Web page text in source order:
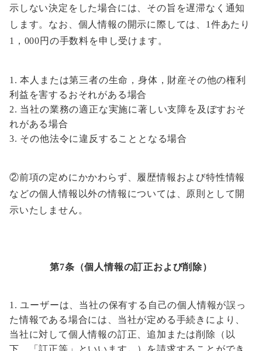
示しない決定をした場合には、その旨を遅滞なく通知
します。なお、個人情報の開示に際しては、1件あたり
1，000円の手数料を申し受けます。
本人または第三者の生命，身体，財産その他の権利
利益を害するおそれがある場合
当社の業務の適正な実施に著しい支障を及ぼすおそ
れがある場合
その他法令に違反することとなる場合
②前項の定めにかかわらず、履歴情報および特性情報
などの個人情報以外の情報については、原則として開
示いたしません。
第7条（個人情報の訂正および削除）
ユーザーは、当社の保有する自己の個人情報が誤っ
た情報である場合には、当社が定める手続きにより、
当社に対して個人情報の訂正、追加または削除（以
下、「訂正等」といいます。）を請求することができ